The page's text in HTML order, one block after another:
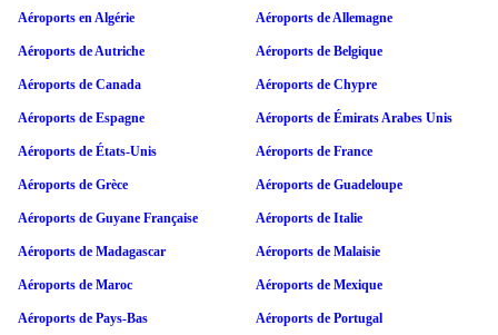
Aéroports en Algérie Aéroports de Allemagne
Aéroports de Autriche Aéroports de Belgique
Aéroports de Canada Aéroports de Chypre
Aéroports de Espagne Aéroports de Émirats Arabes Unis
Aéroports de États-Unis Aéroports de France
Aéroports de Grèce Aéroports de Guadeloupe
Aéroports de Guyane Française Aéroports de Italie
Aéroports de Madagascar Aéroports de Malaisie
Aéroports de Maroc Aéroports de Mexique
Aéroports de Pays-Bas Aéroports de Portugal